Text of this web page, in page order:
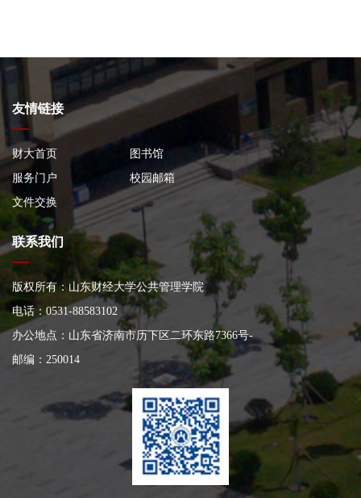
友情链接
财大首页
图书馆
服务门户
校园邮箱
文件交换
联系我们
版权所有：山东财经大学公共管理学院
电话：0531-88583102
办公地点：山东省济南市历下区二环东路7366号-
邮编：250014